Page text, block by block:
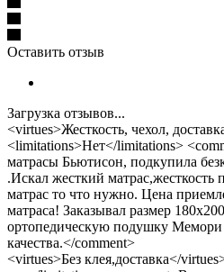
Оставить отзыв
Загрузка отзывов...
<virtues>Жесткость, чехол,
<limitations>Нет</limitations>
матрасы Бьютисон, подкупила
.Искал жесткий матрас,жесткость
матрас то что нужно. Цена
матраса! Заказывал размер
ортопедическую подушку
качества.</comment>
<virtues>Без клея,доставка</